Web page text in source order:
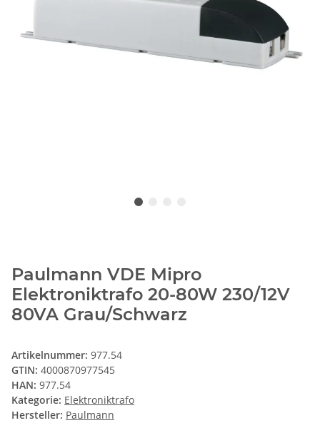
Paulmann VDE Mipro
Elektroniktrafo 20-80W 230/12V
80VA Grau/Schwarz
Artikelnummer: 977.54
GTIN: 4000870977545
HAN: 977.54
Kategorie: Elektroniktrafo
Hersteller: Paulmann